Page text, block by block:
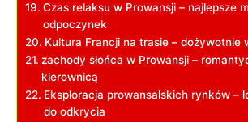
Czas relaksu w Prowansji – najlepsze
odpoczynek
Kultura Francji na trasie – dożywotnie
zachody słońca w Prowansji –
kierownicą
Eksploracja prowansalskich rynków –
do odkrycia